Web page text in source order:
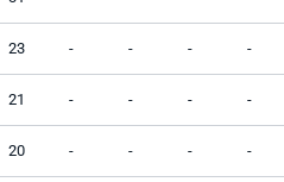
23 - - - -
21 - - - -
20 - - - -